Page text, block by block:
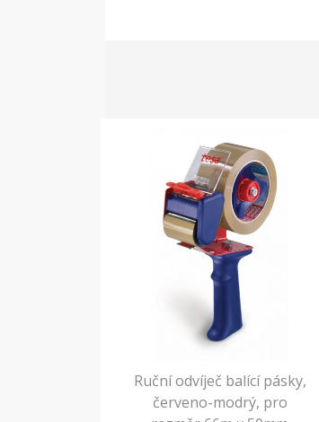
Ruční odvíječ balící pásky,
červeno-modrý, pro